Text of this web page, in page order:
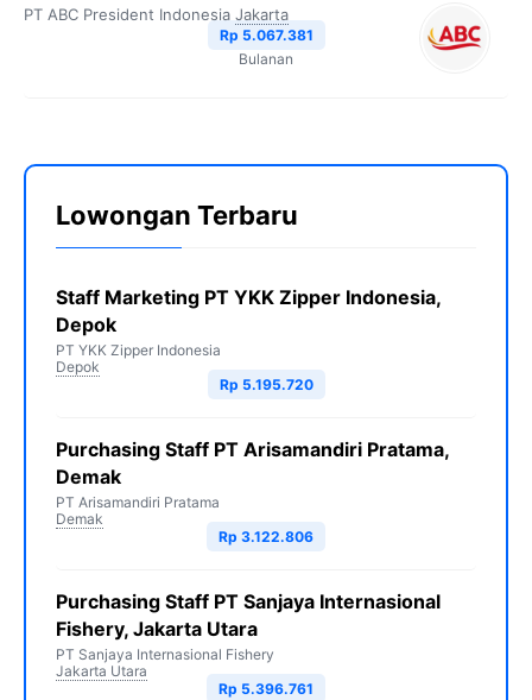
PT ABC President Indonesia Jakarta
Rp 5.067.381
Bulanan
Lowongan Terbaru
Staff Marketing PT YKK Zipper Indonesia,
Depok
PT YKK Zipper Indonesia
Depok
Rp 5.195.720
Purchasing Staff PT Arisamandiri Pratama,
Demak
PT Arisamandiri Pratama
Demak
Rp 3.122.806
Purchasing Staff PT Sanjaya Internasional
Fishery, Jakarta Utara
PT Sanjaya Internasional Fishery
Jakarta Utara
Rp 5.396.761